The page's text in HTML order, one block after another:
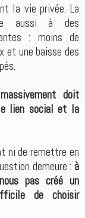
la vie privée. La
aussi à des
: moins de
et une baisse des
doit
lien social et la
ni de remettre en
demeure : à
pas créé un
de choisir